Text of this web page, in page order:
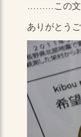
………この文
ありがとうご